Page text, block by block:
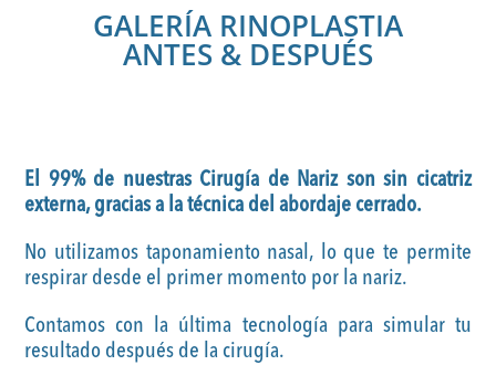
GALERÍA RINOPLASTIA
ANTES & DESPUÉS
El 99% de nuestras Cirugía de Nariz son sin cicatriz
externa, gracias a la técnica del abordaje cerrado.
No utilizamos taponamiento nasal, lo que te permite
respirar desde el primer momento por la nariz.
Contamos con la última tecnología para simular tu
resultado después de la cirugía.